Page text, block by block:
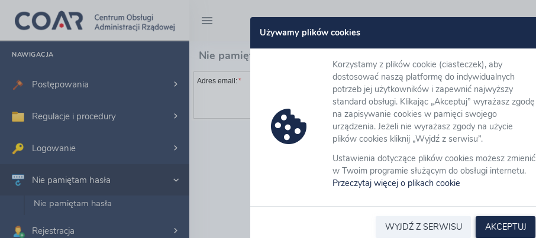
Używamy plików cookies
Korzystamy z plików cookie (ciasteczek), aby
dostosować naszą platformę do indywidualnych
potrzeb jej użytkowników i zapewnić najwyższy
standard obsługi. Klikając „Akceptuj” wyrażasz zgodę
na zapisywanie cookies w pamięci swojego
urządzenia. Jeżeli nie wyrażasz zgody na użycie
plików cookies kliknij „Wyjdź z serwisu”.
Ustawienia dotyczące plików cookies możesz zmienić
w Twoim programie służącym do obsługi internetu.
Przeczytaj więcej o plikach cookie
WYJDŹ Z SERWISU AKCEPTUJ
NAWIGACJA
Postępowania
Regulacje i procedury
Logowanie
Nie pamiętam hasła
Nie pamiętam hasła
Rejestracja
Nie pamiętam hasła
Adres email:*
Wyślij